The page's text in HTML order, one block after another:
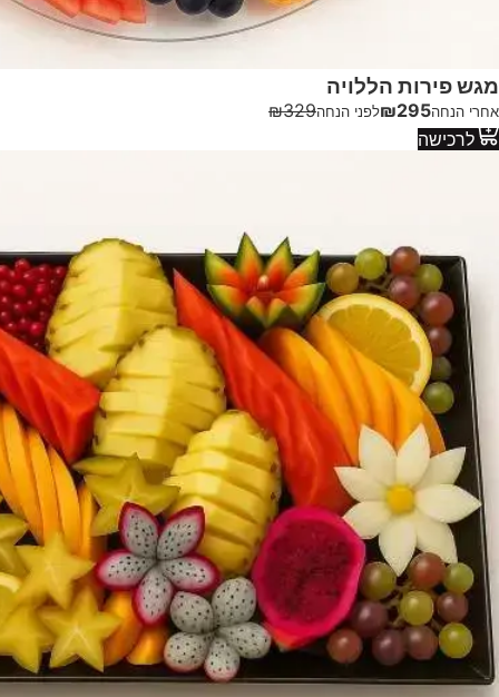
מגש פירות הללויה
אחרי הנחה ₪295 לפני הנחה ₪329
לרכישה